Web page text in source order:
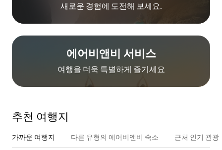
새로운 경험에 도전해 보세요.
에어비앤비 서비스
여행을 더욱 특별하게 즐기세요
추천 여행지
가까운 여행지 다른 유형의 에어비앤비 숙소 근처 인기 관광